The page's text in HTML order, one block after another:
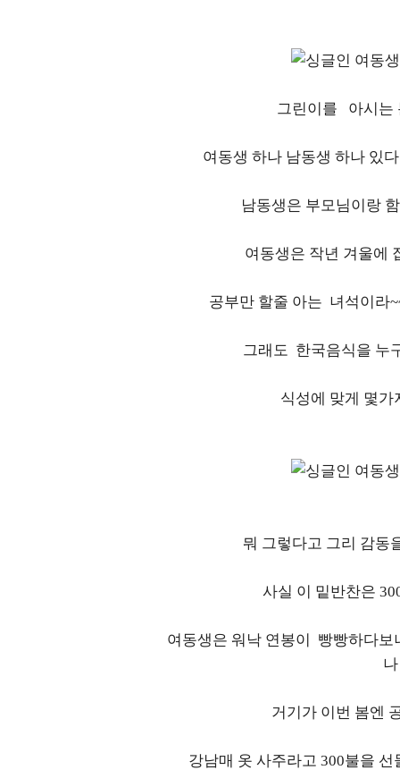
그린이를 아시는
여동생 하나 남동생 하나 있
남동생은 부모님이랑
여동생은 작년 겨울에
공부만 할줄 아는 녀석이라
그래도 한국음식을 누
식성에 맞게 몇
뭐 그렇다고 그리 감동
사실 이 밑반찬은
여동생은 워낙 연봉이 빵빵하다보
거기가 이번 봄엔
강남매 옷 사주라고 300불을